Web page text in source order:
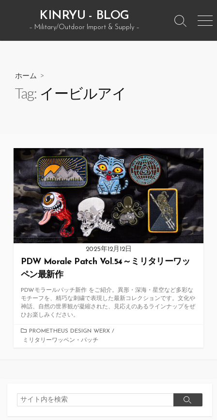
ン
KINRYU - BLOG
– Military/Outdoor Import & Supply –
検
メ
ホーム >
Tag: イービルアイ
2025年12月12日
PDW Morale Patch Vol.54～ミリタリーワッ
ペン最新作
PDWモラールパッチ新作 をご紹介。異形・深海・星空など多彩な
モチーフを、精巧な刺繍で表現した最新コレクションです。文化や
神話、自然の世界観が凝縮された、見応えのあるラインナップをぜ
ひお楽しみください。
カ
テ
PROMETHEUS DESIGN WERX /
ミリタリーワッペン・パッチ
検
索
検